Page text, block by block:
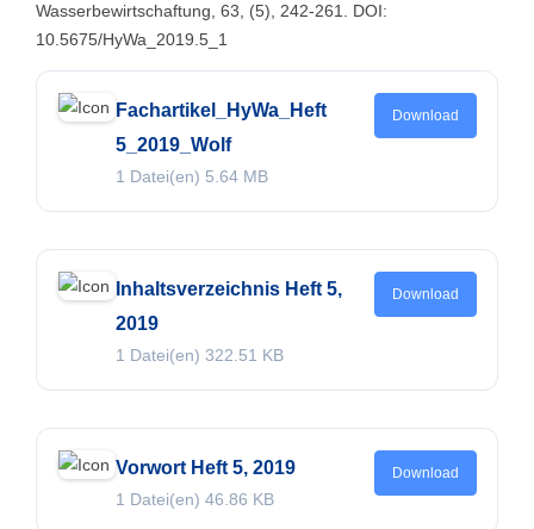
Wasserbewirtschaftung, 63, (5), 242-261. DOI:
10.5675/HyWa_2019.5_1
Fachartikel_HyWa_Heft
5_2019_Wolf
1 Datei(en) 5.64 MB
Download
Inhaltsverzeichnis Heft 5,
2019
1 Datei(en) 322.51 KB
Download
Vorwort Heft 5, 2019
1 Datei(en) 46.86 KB
Download